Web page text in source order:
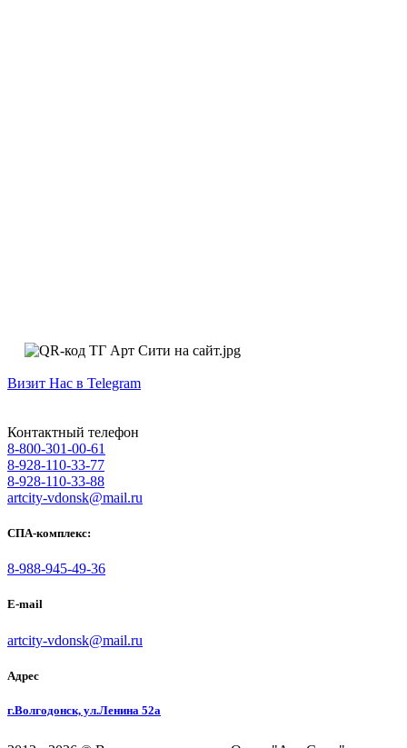
Визит Нас в Telegram
Контактный телефон
8-800-301-00-61
8-928-110-33-77
8-928-110-33-88
artcity-vdonsk@mail.ru
СПА-комплекс:
8-988-945-49-36
E-mail
artcity-vdonsk@mail.ru
Адрес
г.Волгодонск, ул.Ленина 52а